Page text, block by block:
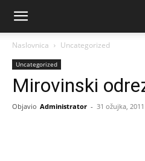
Naslovnica Uncategorized
Uncategorized
Mirovinski
Objavio Administrator - 31 ožujka, 2011